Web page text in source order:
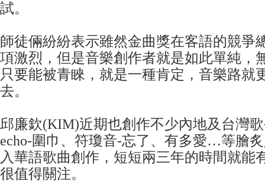
試。
師徒倆紛紛表示雖然金曲獎在客語的競爭
項激烈，但是音樂創作者就是如此單純，
只要能被青睞，就是一種肯定，音樂路就
去。
邱廉欽(KIM)近期也創作不少內地及台灣
echo-圍巾、符瓊音-忘了、有多愛…等膾
入華語歌曲創作，短短兩三年的時間就能
很值得關注。